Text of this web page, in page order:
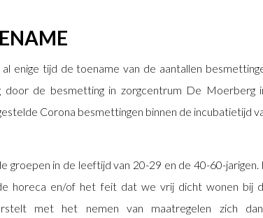
enige tijd de toename van de aantallen
door de besmetting in zorgcentrum De Moerberg
Corona besmettingen binnen de incubatietijd
groepen in de leeftijd van 20-29 en de 40-60-
horeca en/of het feit dat we vrij dicht wonen bij
met het nemen van maatregelen zich